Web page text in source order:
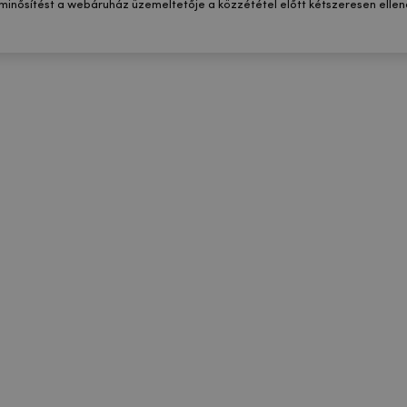
a webáruház üzemeltetője a közzététel előtt kétszeresen